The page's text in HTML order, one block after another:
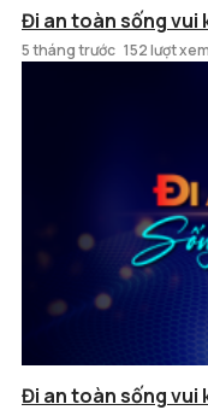
Đi an toàn sống vui
5 tháng trước 152 lượt xem
Đi an toàn sống vui